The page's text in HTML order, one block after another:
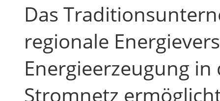
Das
regionale
Energieerzeugung
Stromnetz